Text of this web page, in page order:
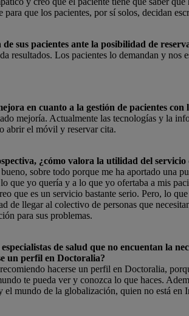
para que los pacientes, por sí solos, decidan
sus pacientes ante la posibilidad de
resultados. Los pacientes lo demandan y nos
en cuanto a la gestión de pacientes con
mejoría. Actualmente las tecnologías y la
abrir el móvil y reservar cita.
¿cómo valora la utilidad del servicio
sobre todo porque me ha aportado una
que yo quería y a lo que yo ofertaba a mis
que es un servicio bastante serio. Pero, lo
de llegar al colectivo de personas que
para sus problemas.
de salud que no encuentan la
un perfil en Doctoralia?
hacerse un perfil en Doctoralia,
te pueda ver y conozca lo que haces.
el mundo de la globalización, quien no está en